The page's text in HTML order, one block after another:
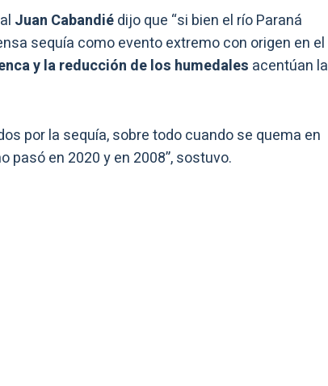
Juan Cabandiédijo que “si bien el río Paraná
sequía como evento extremo con origen en el
y la reducción de los humedales acentúan la
por la sequía, sobre todo cuando se quema en
pasó en 2020 y en 2008”, sostuvo.